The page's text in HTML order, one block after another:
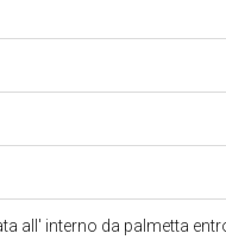
all' interno da palmetta